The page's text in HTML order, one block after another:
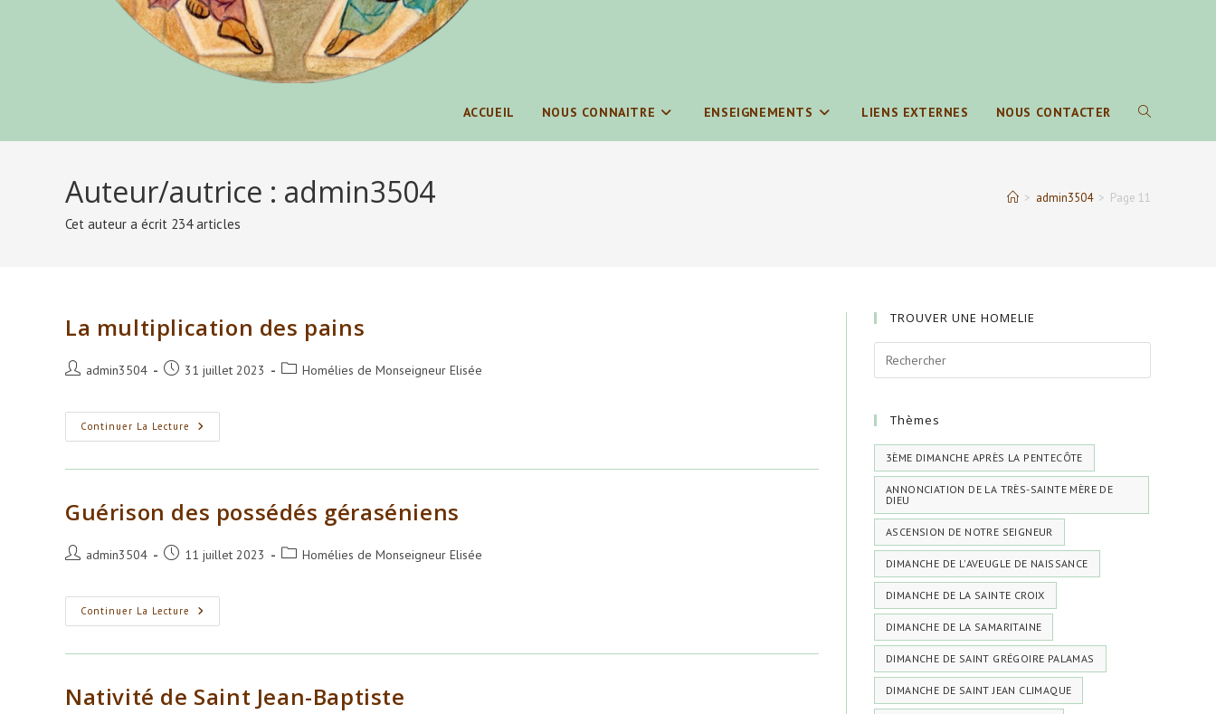
ACCUEIL NOUS CONNAITRE ENSEIGNEMENTS LIENS EXTERNES NOUS CONTACTER TOGGLE
Auteur/autrice : admin3504
Cet auteur a écrit 234 articles
> admin3504 > Page 11
La multiplication des pains
Auteur/autrice
publication :
admin3504
Publication
31 juillet 2023
PostHomélies de Monseigneur Elisée
Continuer La Lecture La
Multiplication
Pains
Guérison des possédés géraséniens
Auteur/autrice
publication :
admin3504
Publication
11 juillet 2023
PostHomélies de Monseigneur Elisée
Continuer La Lecture Guérison
Des
Géraséniens
Nativité de Saint Jean-Baptiste
TROUVER UNE HOMELIE
Thèmes
3ÈME DIMANCHE APRÈS LA PENTECÔTE
ANNONCIATION DE LA TRÈS-SAINTE MÈRE DE
DIEU
ASCENSION DE NOTRE SEIGNEUR
DIMANCHE DE L'AVEUGLE DE NAISSANCE
DIMANCHE DE LA SAINTE CROIX
DIMANCHE DE LA SAMARITAINE
DIMANCHE DE SAINT GRÉGOIRE PALAMAS
DIMANCHE DE SAINT JEAN CLIMAQUE